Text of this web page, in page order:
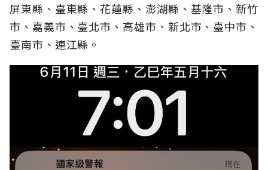
屏東縣、臺東縣、花蓮縣、澎湖縣、基隆市、新竹
市、嘉義市、臺北市、高雄市、新北市、臺中市、
臺南市、連江縣。